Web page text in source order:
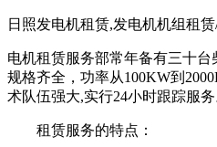
日照发电机租赁,发电机机组租赁
电机租赁服务部常年备有三十台
规格齐全，功率从100KW到
术队伍强大,实行24小时跟踪服务
租赁服务的特点：